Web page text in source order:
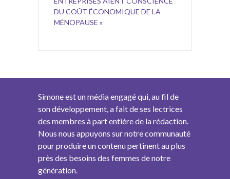
DU COÛT ÉCONOMIQUE DE LA
MÉNOPAUSE »
Simone est un média engagé qui, au fil de
son développement, a fait de ses lectrices
des membres à part entière de la rédaction.
Nous nous appuyons sur notre communauté
pour produire un contenu pertinent au plus
près des besoins des femmes de notre
génération.